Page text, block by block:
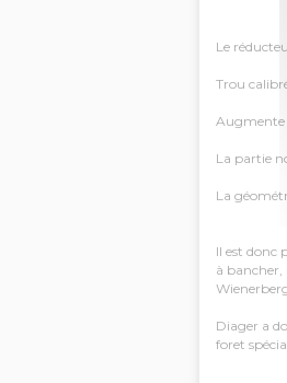
Le
Trou
Augmente
La partie
La
Il est donc
à
Diager a
foret